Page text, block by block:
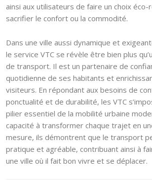
ainsi aux utilisateurs de faire un choix éco-
sacrifier le confort ou la commodité.
Dans une ville aussi dynamique et
le service VTC se révèle être bien plus
de transport. Il est un partenaire de
quotidienne de ses habitants et
visiteurs. En répondant aux besoins de
ponctualité et de durabilité, les VTC
pilier essentiel de la mobilité urbaine
capacité à transformer chaque trajet en
mesure, ils démontrent que le transport
pratique et agréable, contribuant ainsi à
une ville où il fait bon vivre et se déplacer.